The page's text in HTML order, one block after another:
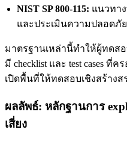
NIST SP 800-115: แนวทา
และประเมินความปลอดภั
มาตรฐานเหล่านี้ทำให้ผู้ทด
มี checklist และ test cases
เปิดพื้นที่ให้ทดสอบเชิงสร้างส
ผลลัพธ์: หลักฐานการ
เสี่ยง